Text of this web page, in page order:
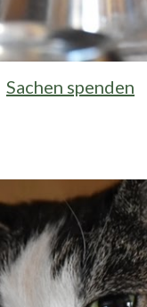
Sachen spenden